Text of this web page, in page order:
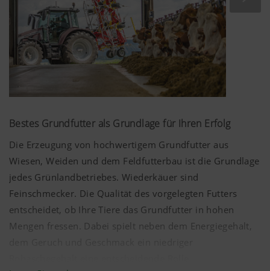
Bestes Grundfutter als Grundlage für Ihren Erfolg
Die Erzeugung von hochwertigem Grundfutter aus
Wiesen, Weiden und dem Feldfutterbau ist die Grundlage
jedes Grünlandbetriebes. Wiederkäuer sind
Feinschmecker. Die Qualität des vorgelegten Futters
entscheidet, ob Ihre Tiere das Grundfutter in hohen
Mengen fressen. Dabei spielt neben dem Energiegehalt,